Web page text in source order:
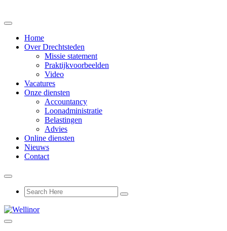
Home
Over Drechtsteden
Missie statement
Praktijkvoorbeelden
Video
Vacatures
Onze diensten
Accountancy
Loonadministratie
Belastingen
Advies
Online diensten
Nieuws
Contact